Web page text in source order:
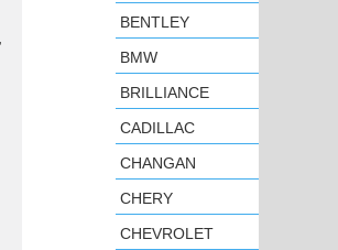
BENTLEY
BMW
BRILLIANCE
CADILLAC
CHANGAN
CHERY
CHEVROLET